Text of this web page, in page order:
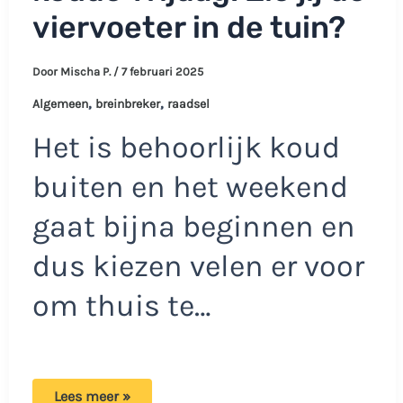
viervoeter in de tuin?
Door Mischa P. / 7 februari 2025
Algemeen, breinbreker, raadsel
Het is behoorlijk koud
buiten en het weekend
gaat bijna beginnen en
dus kiezen velen er voor
om thuis te…
Een
Lees meer »